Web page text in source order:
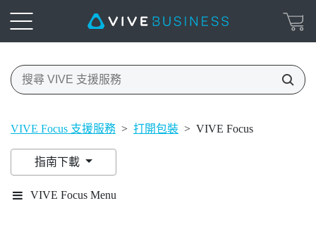
VIVE Focus 支援服務 > 打開包裝 > VIVE Focus
指南下載
VIVE Focus Menu